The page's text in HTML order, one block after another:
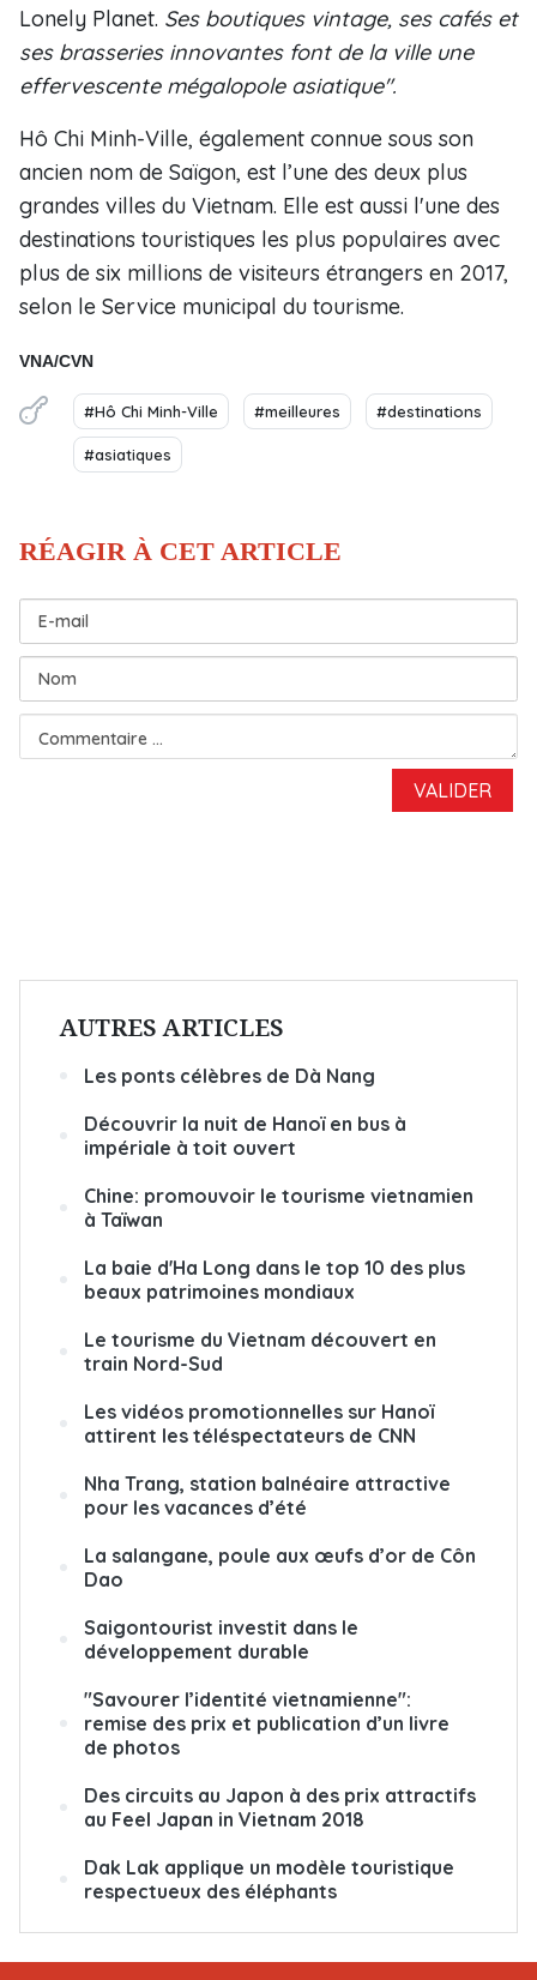
Lonely Planet. Ses boutiques vintage, ses cafés et
ses brasseries innovantes font de la ville une
effervescente mégalopole asiatique".
Hô Chi Minh-Ville, également connue sous son
ancien nom de Saïgon, est l’une des deux plus
grandes villes du Vietnam. Elle est aussi l'une des
destinations touristiques les plus populaires avec
plus de six millions de visiteurs étrangers en 2017,
selon le Service municipal du tourisme.
VNA/CVN
#Hô Chi Minh-Ville #meilleures #destinations
#asiatiques
AUTRES ARTICLES
Les ponts célèbres de Dà Nang
Découvrir la nuit de Hanoï en bus à
impériale à toit ouvert
Chine: promouvoir le tourisme vietnamien
à Taïwan
La baie d'Ha Long dans le top 10 des plus
beaux patrimoines mondiaux
Le tourisme du Vietnam découvert en
train Nord-Sud
Les vidéos promotionnelles sur Hanoï
attirent les téléspectateurs de CNN
Nha Trang, station balnéaire attractive
pour les vacances d’été
La salangane, poule aux œufs d’or de Côn
Dao
Saigontourist investit dans le
développement durable
"Savourer l’identité vietnamienne":
remise des prix et publication d’un livre
de photos
Des circuits au Japon à des prix attractifs
au Feel Japan in Vietnam 2018
Dak Lak applique un modèle touristique
respectueux des éléphants